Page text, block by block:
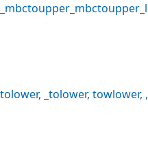
_mbctoupper _mbctoupper_l
tolower, _tolower, towlower, ,